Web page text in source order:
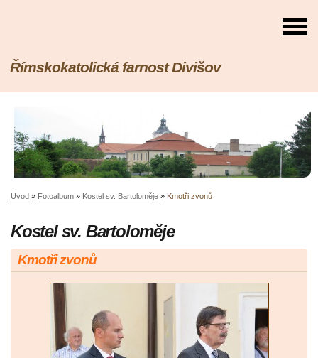
Římskokatolická farnost Divišov
Úvod » Fotoalbum » Kostel sv. Bartoloměje » Kmotři zvonů
Kostel sv. Bartoloměje
Kmotři zvonů